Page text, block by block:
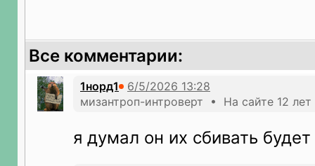
Все комментарии:
1норд1
мизантроп-интроверт • На сайте 12 лет
я думал он их сбивать будет